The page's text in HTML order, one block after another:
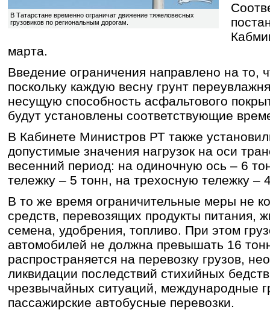
В Татарстане временно ограничат движение тяжеловесных
грузовиков по региональным дорогам.
марта.
Введение ограничения направлено на то,
поскольку каждую весну грунт
несущую способность асфальтового
будут установлены соответствующие
В Кабинете Министров РТ также
допустимые значения нагрузок на оси
весенний период: на одиночную ось – 6
тележку – 5 тонн, на трехосную тележку –
В то же время ограничительные меры не
средств, перевозящих продукты питания,
семена, удобрения, топливо. При этом
автомобилей не должна превышать 16
распространяется на перевозку грузов,
ликвидации последствий стихийных
чрезвычайных ситуаций, международные
пассажирские автобусные перевозки.